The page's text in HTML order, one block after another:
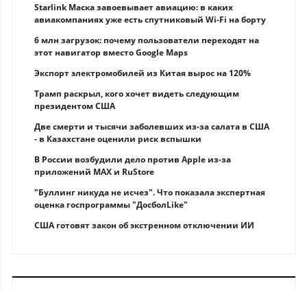
Starlink Маска завоевывает авиацию: в каких
авиакомпаниях уже есть спутниковый Wi-Fi на борту
6 млн загрузок: почему пользователи переходят на
этот навигатор вместо Google Maps
Экспорт электромобилей из Китая вырос на 120%
Трамп раскрыл, кого хочет видеть следующим
президентом США
Две смерти и тысячи заболевших из-за салата в США
- в Казахстане оценили риск вспышки
В России возбудили дело против Apple из-за
приложений MAX и RuStore
"Буллинг никуда не исчез". Что показала экспертная
оценка госпрограммы "ДосболLike"
США готовят закон об экстренном отключении ИИ